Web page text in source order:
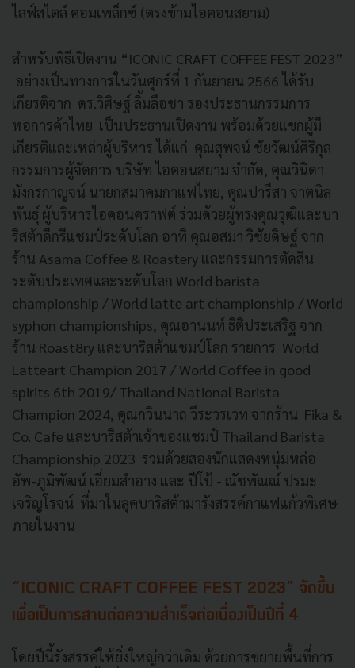
ไลฟ์สไตล์ คอมเพล็กซ์ (ตรงข้ามไอคอนสยาม)
สำหรับพิธีเปิดงาน “ICONIC CRAFT COFFEE FEST 2023”
อย่างเป็นทางการในวันศุกร์ที่ 1 กันยายน 2566 ได้รับ
เกียรติจาก ดร.วิศิษฐ์ ลิ้มลือชา รองประธานกรรมการ
หอการค้าไทย เป็นประธานเปิดงาน พร้อมด้วยแขกผู้มี
เกียรติและเหล่าผู้บริหาร ได้แก่ คุณสุพจน์ ชัยวัฒน์ศิริกุล
กรรมการผู้จัดการ บริษัท ไอคอนสยาม จำกัด, คุณวินิดา
มังกรกาญจน์ นายกสมาคมกาแฟไทย, คุณปารีสา จาตนิล
พันธุ์ ผู้บริหารไอคอนคราฟต์ ร่วมด้วยผู้ทรงคุณวุฒิและบา
ริสต้าดีกรีแชมป์ระดับโลก อาทิ คุณอสมา วิชัยดิษฐ์ จาก
ร้าน Asama Coffee & Roastery และกรรมการตัดสิน
ระดับประเทศและระดับโลก World barista
championship / World latte art championship / World
syphon championships, คุณอานนท์ ธิติประเสริฐ จาก
ร้าน Roast8ry และบาริสต้าแชมป์โลก รายการ World
Latteart Champion 2017 / World Coffee in good
spirits 6th 2019/ Thailand National Barista
Champion 2024, คุณกวินนาถ วีระวรเวท จากร้าน Fika &
Co. Cafe และบาริสต้าเจ้าของแชมป์ Thailand Barista
Championship 2023 รวมด้วยสองนักแสดงหนุ่มหล่อ
อัพ-ภูมิพัฒน์ เอี่ยมสำอาง และ ปีโป้ - ณัชพัณณ์ ปรมะ
เจริญโรจน์ ที่มาในลุคบาริสต้ามารังสรรค์กาแฟแก้วพิเศษ
ภายในงาน
“ICONIC CRAFT COFFEE FEST 2023” จัดขึ้น
เพื่อเป็นการสานต่อความสำเร็จต่อเนื่องเป็นปีที่ 4
โดยปีนี้รังสรรค์ให้ยิ่งใหญ่กว่าเดิม ด้วยการขยายพื้นที่การ